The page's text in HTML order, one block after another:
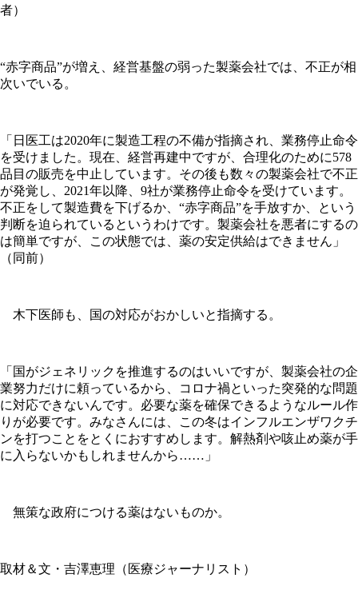
者）
“赤字商品”が増え、経営基盤の弱った製薬会社では、不正が相
次いでいる。
「日医工は2020年に製造工程の不備が指摘され、業務停止命令
を受けました。現在、経営再建中ですが、合理化のために578
品目の販売を中止しています。その後も数々の製薬会社で不正
が発覚し、2021年以降、9社が業務停止命令を受けています。
不正をして製造費を下げるか、“赤字商品”を手放すか、という
判断を迫られているというわけです。製薬会社を悪者にするの
は簡単ですが、この状態では、薬の安定供給はできません」
（同前）
木下医師も、国の対応がおかしいと指摘する。
「国がジェネリックを推進するのはいいですが、製薬会社の企
業努力だけに頼っているから、コロナ禍といった突発的な問題
に対応できないんです。必要な薬を確保できるようなルール作
りが必要です。みなさんには、この冬はインフルエンザワクチ
ンを打つことをとくにおすすめします。解熱剤や咳止め薬が手
に入らないかもしれませんから……」
無策な政府につける薬はないものか。
取材＆文・吉澤恵理（医療ジャーナリスト）